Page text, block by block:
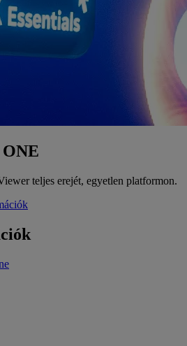
teljes erejét, egyetlen platformon.